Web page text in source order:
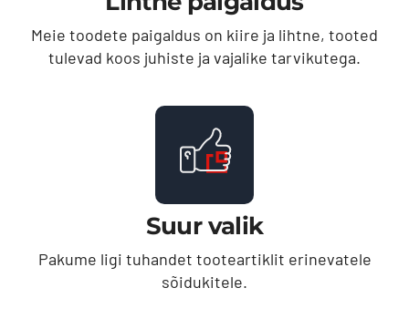
Meie toodete paigaldus on kiire ja lihtne, tooted
tulevad koos juhiste ja vajalike tarvikutega.
Suur valik
Pakume ligi tuhandet tooteartiklit erinevatele
sõidukitele.